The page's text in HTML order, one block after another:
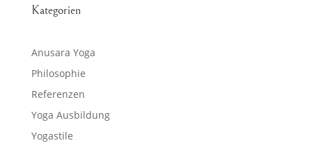
Kategorien
Anusara Yoga
Philosophie
Referenzen
Yoga Ausbildung
Yogastile